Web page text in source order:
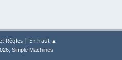
Règles| En haut ▲
, Simple Machines